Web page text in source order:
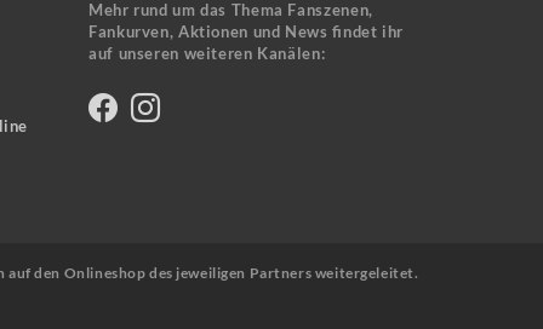
Mehr rund um das Thema Fanszenen,
Fankurven, Aktionen und News findet ihr
auf unseren weiteren Kanälen:
den Onlineshop des jeweiligen Partners weitergeleitet.